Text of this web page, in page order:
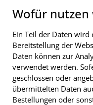
Wofür nutzen
Ein Teil der Daten
Bereitstellung der
Daten können zur
verwendet werden.
geschlossen oder
übermittelten Daten
Bestellungen oder